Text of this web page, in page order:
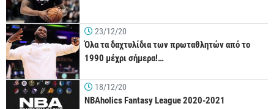
23/12/20
Όλα τα δαχτυλίδια των πρωταθλητών από το
1990 μέχρι σήμερα!…
18/12/20
NBAholics Fantasy League 2020-2021